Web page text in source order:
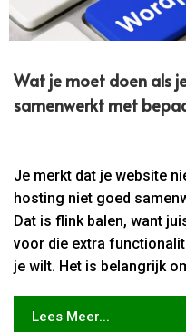
Wat je moet doen als
samenwerkt met
Je merkt dat je website
hosting niet goed
Dat is flink balen, want
voor die extra
je wilt. Het is belangrijk
Lees Meer...